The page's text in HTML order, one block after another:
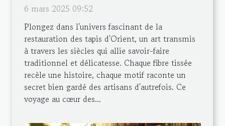
6 mars 2025 09:52
Plongez dans l'univers fascinant de la
restauration des tapis d'Orient, un art transmis
à travers les siècles qui allie savoir-faire
traditionnel et délicatesse. Chaque fibre tissée
recèle une histoire, chaque motif raconte un
secret bien gardé des artisans d'autrefois. Ce
voyage au cœur des...